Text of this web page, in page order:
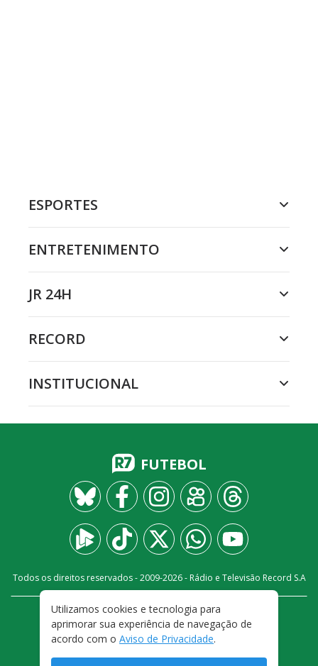
ESPORTES
ENTRETENIMENTO
JR 24H
RECORD
INSTITUCIONAL
FUTEBOL
Todos os direitos reservados - 2009-2026- Rádio e Televisão Record S.A
FALE CONOSCO
PRIVACIDADE
TERMOS E CONDIÇÕES DE USO
Utilizamos cookies e tecnologia para
aprimorar sua experiência de navegação de
acordo com o Aviso de Privacidade.